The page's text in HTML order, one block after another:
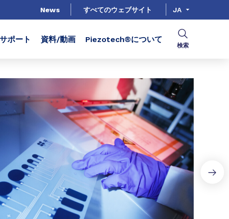
News すべてのウェブサイト JA
ポート 資料/動画 Piezotech®について
検索